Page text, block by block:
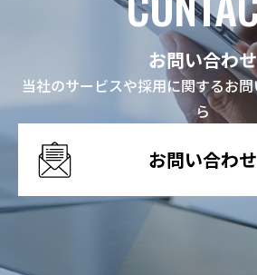
お問い合わせ
当社のサービスや採用に関するお
ら
お問い合わせ